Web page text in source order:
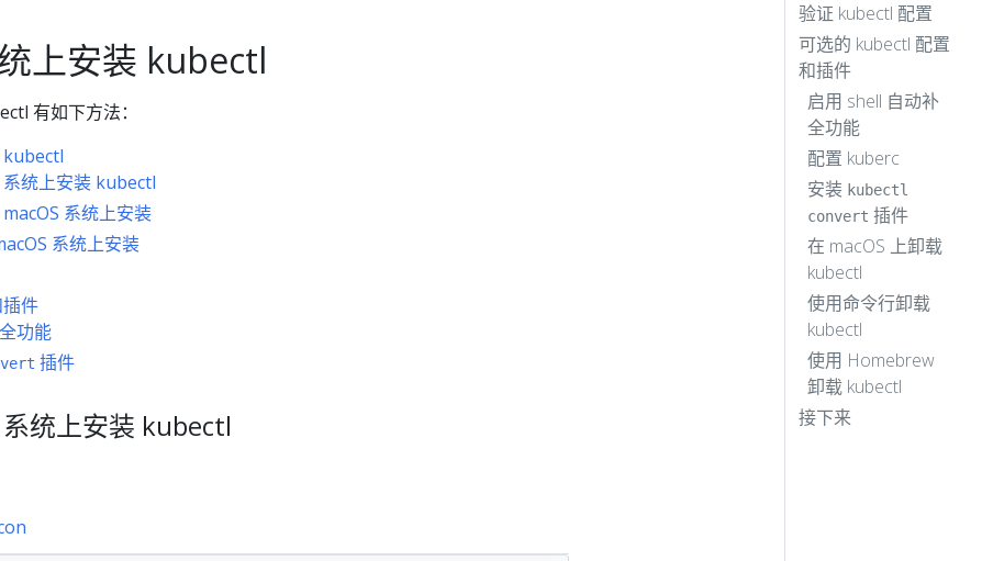
上安装 kubectl
有如下方法：
kubectl
统上安装 kubectl
系统上安装
系统上安装
件
功能
插件
统上安装 kubectl
验证 kubectl 配置
可选的 kubectl 配置
和插件
启用 shell 自动补
全功能
配置 kuberc
安装 kubectl
convert 插件
在 macOS 上卸载
kubectl
使用命令行卸载
kubectl
使用 Homebrew
卸载 kubectl
接下来